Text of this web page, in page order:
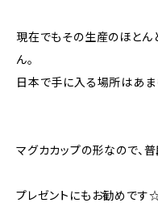
現在でもその生産のほと
ん。
日本で手に入る場所はあま
マグカカップの形なので、
プレゼントにもお勧めです